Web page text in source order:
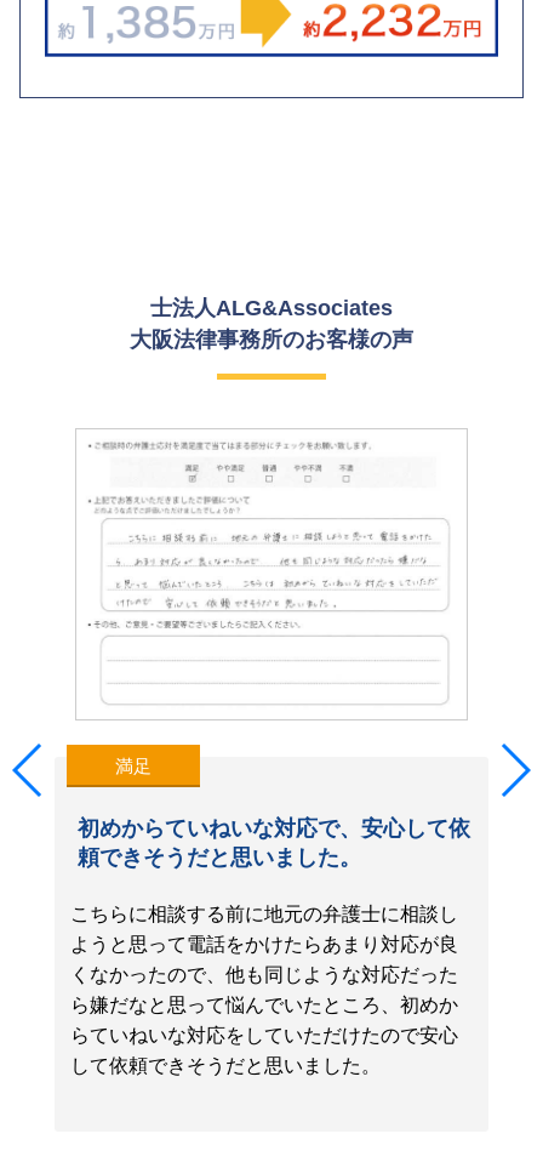
士法人ALG&Associates
大阪法律事務所のお客様の声
初めからていねいな対応で、安心して依
頼できそうだと思いました。
こちらに相談する前に地元の弁護士に相談し
ようと思って電話をかけたらあまり対応が良
くなかったので、他も同じような対応だった
ら嫌だなと思って悩んでいたところ、初めか
らていねいな対応をしていただけたので安心
して依頼できそうだと思いました。
満足